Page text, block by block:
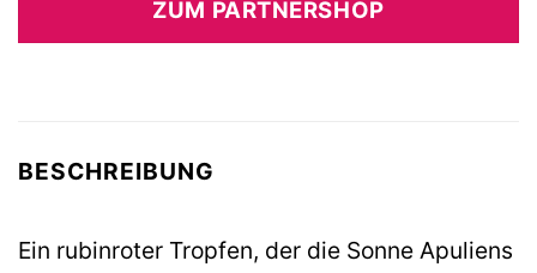
ZUM PARTNERSHOP
BESCHREIBUNG
Ein rubinroter Tropfen, der die Sonne Apuliens